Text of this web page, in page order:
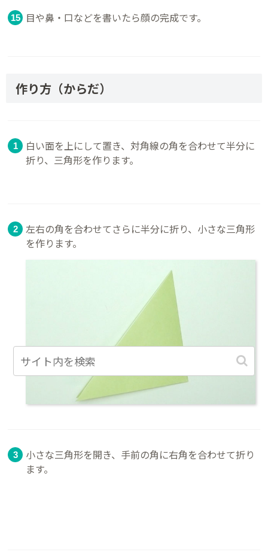
目や鼻・口などを書いたら顔の完成です。
作り方（からだ）
白い面を上にして置き、対角線の角を合わせて半分に
折り、三角形を作ります。
左右の角を合わせてさらに半分に折り、小さな三角形
を作ります。
小さな三角形を開き、手前の角に右角を合わせて折り
ます。